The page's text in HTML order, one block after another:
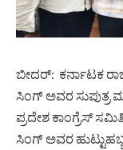
ಬೀದರ್: ಕರ್ನಾಟಕ
ಸಿಂಗ್ ಅವರ ಸುಪುತ್ರ
ಪ್ರದೇಶ ಕಾಂಗ್ರೆಸ್
ಸಿಂಗ್ ಅವರ